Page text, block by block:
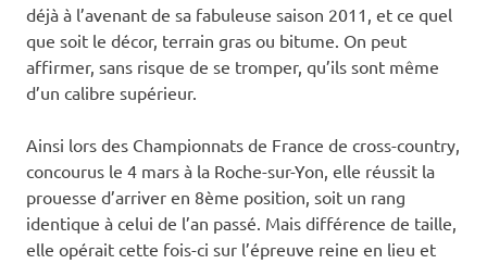
déjà à l’avenant de sa fabuleuse saison 2011, et ce quel
que soit le décor, terrain gras ou bitume. On peut
affirmer, sans risque de se tromper, qu’ils sont même
d’un calibre supérieur.
Ainsi lors des Championnats de France de cross-country,
concourus le 4 mars à la Roche-sur-Yon, elle réussit la
prouesse d’arriver en 8ème position, soit un rang
identique à celui de l’an passé. Mais différence de taille,
elle opérait cette fois-ci sur l’épreuve reine en lieu et